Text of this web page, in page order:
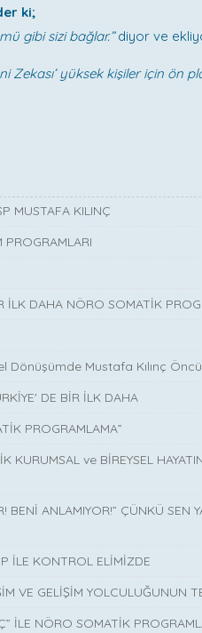
ki;
gibi sizi bağlar.”diyor ve
Zekası’ yüksek kişiler için ön
MUSTAFA KILINÇ
PROGRAMLARI
İLK DAHA NÖRO SOMATİK
Mustafa Kılınç
DE BİR İLK DAHA
PROGRAMLAMA”
KURUMSAL ve BİREYSEL
BENİ ANLAMIYOR!” ÇÜNKÜ SEN
İLE KONTROL ELİMİZDE
VE GELİŞİM YOLCULUĞUNUN
İLE NÖRO SOMATİK